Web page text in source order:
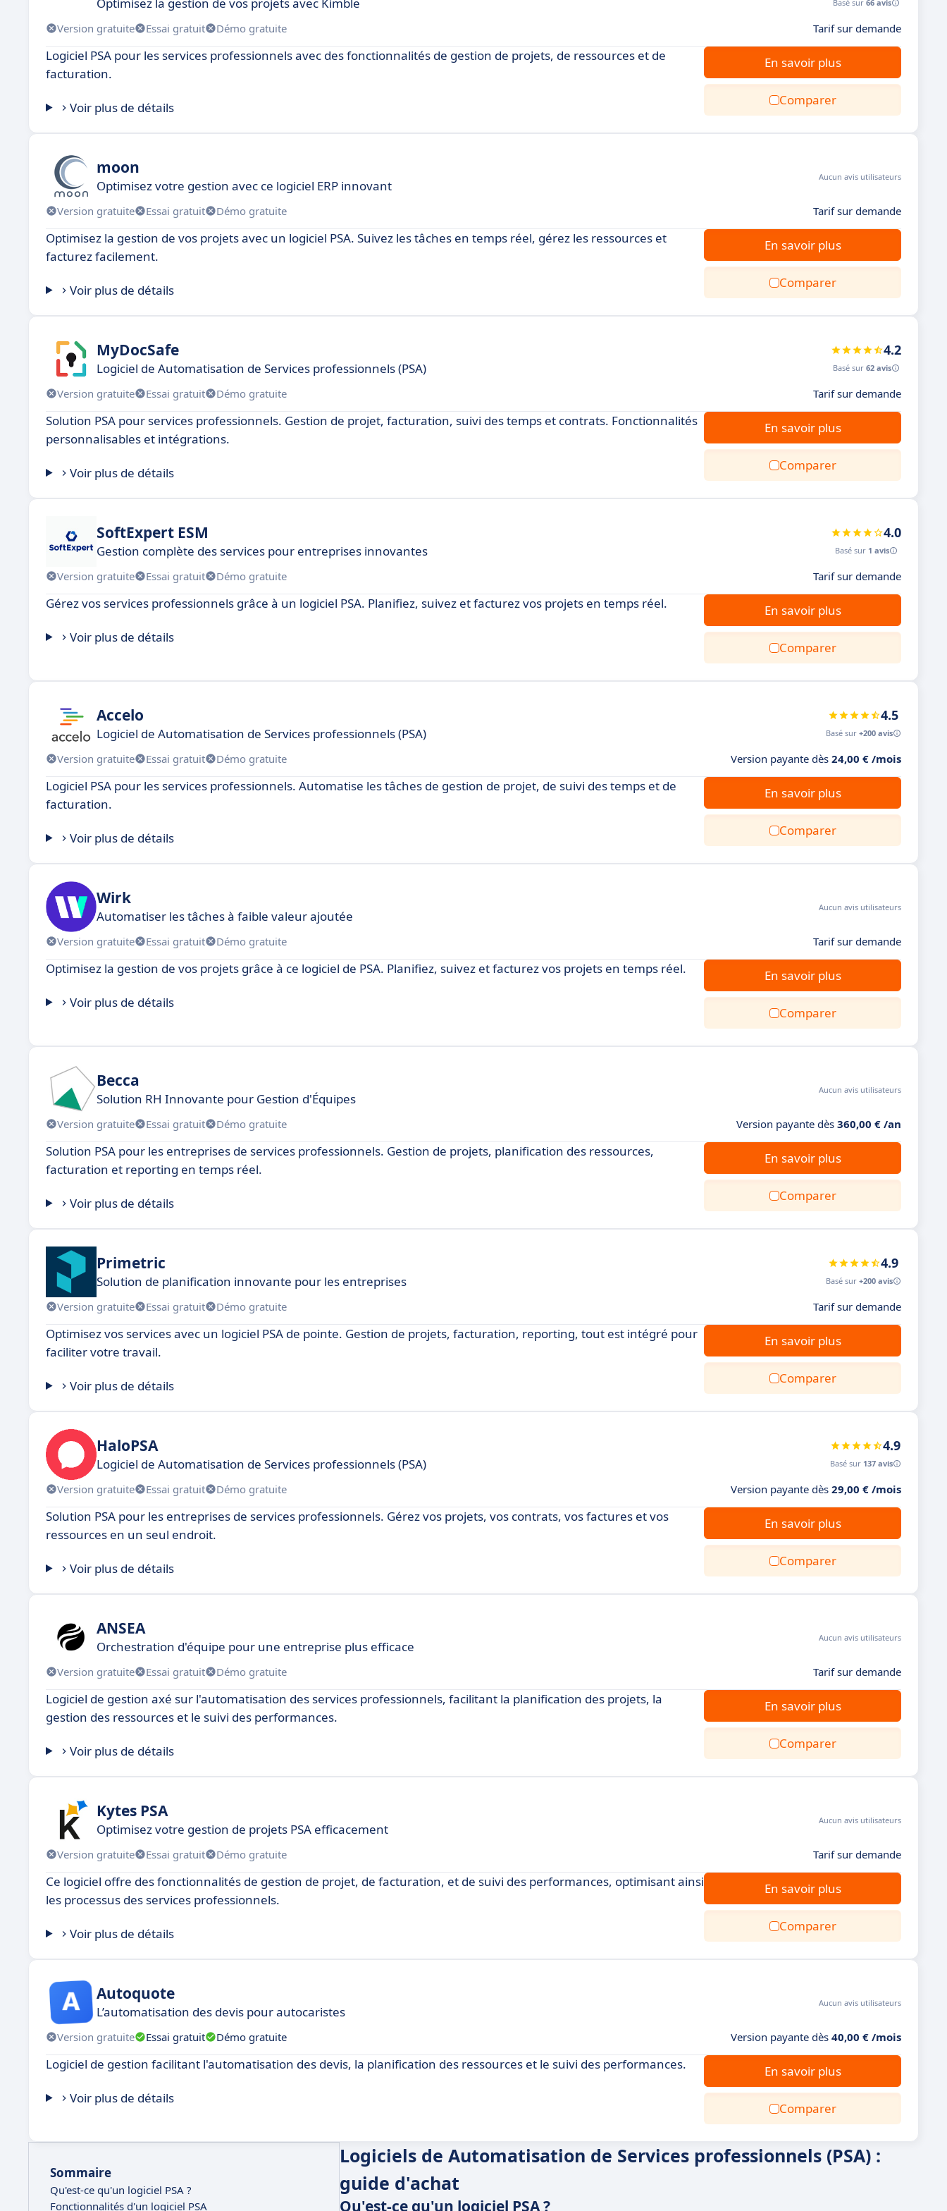
Basé sur 66 avis
Version gratuite Essai gratuit Démo gratuite Tarif sur demande
Logiciel PSA pour les services professionnels avec des fonctionnalités de gestion de projets, de ressources et de
facturation.
Voir plus de détails
En savoir plus
Comparer
moon
Optimisez votre gestion avec ce logiciel ERP innovant
Aucun avis utilisateurs
Version gratuite Essai gratuit Démo gratuite Tarif sur demande
Optimisez la gestion de vos projets avec un logiciel PSA. Suivez les tâches en temps réel, gérez les ressources et
facturez facilement.
Voir plus de détails
En savoir plus
Comparer
MyDocSafe
Logiciel de Automatisation de Services professionnels (PSA)
4.2
Basé sur 62 avis
Version gratuite Essai gratuit Démo gratuite Tarif sur demande
Solution PSA pour services professionnels. Gestion de projet, facturation, suivi des temps et contrats. Fonctionnalités
personnalisables et intégrations.
Voir plus de détails
En savoir plus
Comparer
SoftExpert ESM
Gestion complète des services pour entreprises innovantes
4.0
Basé sur 1 avis
Version gratuite Essai gratuit Démo gratuite Tarif sur demande
Gérez vos services professionnels grâce à un logiciel PSA. Planifiez, suivez et facturez vos projets en temps réel.
Voir plus de détails
En savoir plus
Comparer
Accelo
Logiciel de Automatisation de Services professionnels (PSA)
4.5
Basé sur +200 avis
Version gratuite Essai gratuit Démo gratuite Version payante dès 24,00 € /mois
Logiciel PSA pour les services professionnels. Automatise les tâches de gestion de projet, de suivi des temps et de
facturation.
Voir plus de détails
En savoir plus
Comparer
Wirk
Automatiser les tâches à faible valeur ajoutée
Aucun avis utilisateurs
Version gratuite Essai gratuit Démo gratuite Tarif sur demande
Optimisez la gestion de vos projets grâce à ce logiciel de PSA. Planifiez, suivez et facturez vos projets en temps réel.
Voir plus de détails
En savoir plus
Comparer
Becca
Solution RH Innovante pour Gestion d'Équipes
Aucun avis utilisateurs
Version gratuite Essai gratuit Démo gratuite Version payante dès 360,00 € /an
Solution PSA pour les entreprises de services professionnels. Gestion de projets, planification des ressources,
facturation et reporting en temps réel.
Voir plus de détails
En savoir plus
Comparer
Primetric
Solution de planification innovante pour les entreprises
4.9
Basé sur +200 avis
Version gratuite Essai gratuit Démo gratuite Tarif sur demande
Optimisez vos services avec un logiciel PSA de pointe. Gestion de projets, facturation, reporting, tout est intégré pour
faciliter votre travail.
Voir plus de détails
En savoir plus
Comparer
HaloPSA
Logiciel de Automatisation de Services professionnels (PSA)
4.9
Basé sur 137 avis
Version gratuite Essai gratuit Démo gratuite Version payante dès 29,00 € /mois
Solution PSA pour les entreprises de services professionnels. Gérez vos projets, vos contrats, vos factures et vos
ressources en un seul endroit.
Voir plus de détails
En savoir plus
Comparer
ANSEA
Orchestration d'équipe pour une entreprise plus efficace
Aucun avis utilisateurs
Version gratuite Essai gratuit Démo gratuite Tarif sur demande
Logiciel de gestion axé sur l'automatisation des services professionnels, facilitant la planification des projets, la
gestion des ressources et le suivi des performances.
Voir plus de détails
En savoir plus
Comparer
Kytes PSA
Optimisez votre gestion de projets PSA efficacement
Aucun avis utilisateurs
Version gratuite Essai gratuit Démo gratuite Tarif sur demande
Ce logiciel offre des fonctionnalités de gestion de projet, de facturation, et de suivi des performances, optimisant ainsi
les processus des services professionnels.
Voir plus de détails
En savoir plus
Comparer
Autoquote
L’automatisation des devis pour autocaristes
Aucun avis utilisateurs
Version gratuite Essai gratuit Démo gratuite Version payante dès 40,00 € /mois
Logiciel de gestion facilitant l'automatisation des devis, la planification des ressources et le suivi des performances.
Voir plus de détails
En savoir plus
Comparer
Sommaire
Qu'est-ce qu'un logiciel PSA ?
Fonctionnalités d'un logiciel PSA
Logiciels de Automatisation de Services professionnels (PSA) :
guide d'achat
Qu'est-ce qu'un logiciel PSA ?